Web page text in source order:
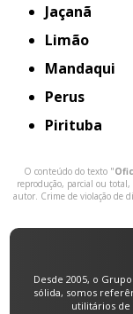
Jaçanã
Limão
Mandaqui
Perus
Pirituba
O conteúdo do texto "
reprodução, parcial ou
autor. Crime de violação de
Desde 2005, o
sólida, somos
utilitários de